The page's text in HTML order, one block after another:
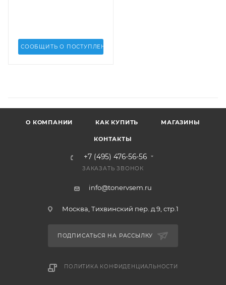
СООБЩИТЬ О ПОСТУПЛЕНИИ
О КОМПАНИИ КАК КУПИТЬ МАГАЗИНЫ
КОНТАКТЫ
+7 (495) 476-56-56
ЗАКАЗАТЬ ЗВОНОК
info@tonervsem.ru
Москва, Тихвинский пер. д.9, стр.1
ПОДПИСАТЬСЯ НА РАССЫЛКУ
ПОЛИТИКА КОНФИДЕНЦИАЛЬНОСТИ